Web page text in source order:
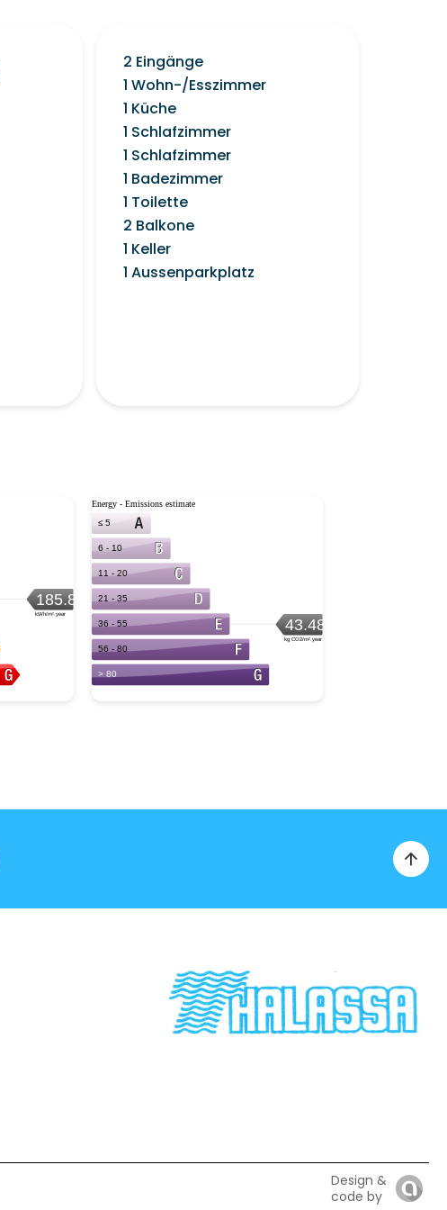
2 Eingänge
1 Wohn-/Esszimmer
1 Küche
1 Schlafzimmer
1 Schlafzimmer
1 Badezimmer
1 Toilette
2 Balkone
1 Keller
1 Aussenparkplatz
Design &
code by